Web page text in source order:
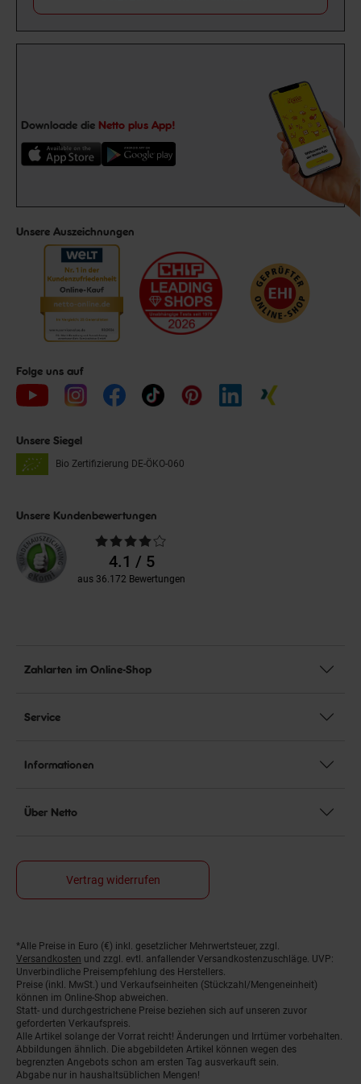
Downloade die Netto plus App!
Unsere Auszeichnungen
Folge uns auf
Unsere Siegel
Bio Zertifizierung DE-ÖKO-060
Unsere Kundenbewertungen
Durchschnittliche
Bewertungen4.1 / 5
aus 36.172 Bewertungen
Zahlarten im Online-Shop
Service
Informationen
Über Netto
Vertrag widerrufen
Fußnoten
*Alle Preise in Euro (€) inkl. gesetzlicher Mehrwertsteuer, zzgl.
Versandkosten und zzgl. evtl. anfallender Versandkostenzuschläge. UVP:
Unverbindliche Preisempfehlung des Herstellers.
Preise (inkl. MwSt.) und Verkaufseinheiten (Stückzahl/Mengeneinheit)
können im Online-Shop abweichen.
Statt- und durchgestrichene Preise beziehen sich auf unseren zuvor
geforderten Verkaufspreis.
Alle Artikel solange der Vorrat reicht! Änderungen und Irrtümer vorbehalten.
Abbildungen ähnlich. Die abgebildeten Artikel können wegen des
begrenzten Angebots schon am ersten Tag ausverkauft sein.
Abgabe nur in haushaltsüblichen Mengen!